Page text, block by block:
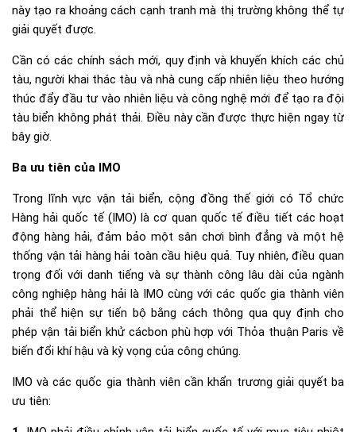
này tạo ra khoảng cách cạnh tranh mà thị trường không thể tự
giải quyết được.
Cần có các chính sách mới, quy định và khuyến khích các chủ
tàu, người khai thác tàu và nhà cung cấp nhiên liệu theo hướng
thúc đẩy đầu tư vào nhiên liệu và công nghệ mới để tạo ra đội
tàu biển không phát thải. Điều này cần được thực hiện ngay từ
bây giờ.
Ba ưu tiên của IMO
Trong lĩnh vực vận tải biển, cộng đồng thế giới có Tổ chức
Hàng hải quốc tế (IMO) là cơ quan quốc tế điều tiết các hoạt
động hàng hải, đảm bảo một sân chơi bình đẳng và một hệ
thống vận tải hàng hải toàn cầu hiệu quả. Tuy nhiên, điều quan
trọng đối với danh tiếng và sự thành công lâu dài của ngành
công nghiệp hàng hải là IMO cùng với các quốc gia thành viên
phải thể hiện sự tiến bộ bằng cách thông qua quy định cho
phép vận tải biển khử cácbon phù hợp với Thỏa thuận Paris về
biến đổi khí hậu và kỳ vọng của công chúng.
IMO và các quốc gia thành viên cần khẩn trương giải quyết ba
ưu tiên: